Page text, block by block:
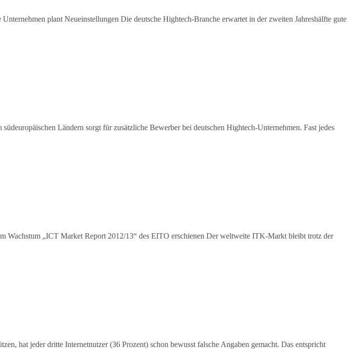
plant Neueinstellungen Die deutsche Hightech-Branche erwartet in der zweiten Jahreshälfte gute
Ländern sorgt für zusätzliche Bewerber bei deutschen Hightech-Unternehmen. Fast jedes
Wachstum „ICT Market Report 2012/13“ des EITO erschienen Der weltweite ITK-Markt bleibt trotz der
hat jeder dritte Internetnutzer (36 Prozent) schon bewusst falsche Angaben gemacht. Das entspricht